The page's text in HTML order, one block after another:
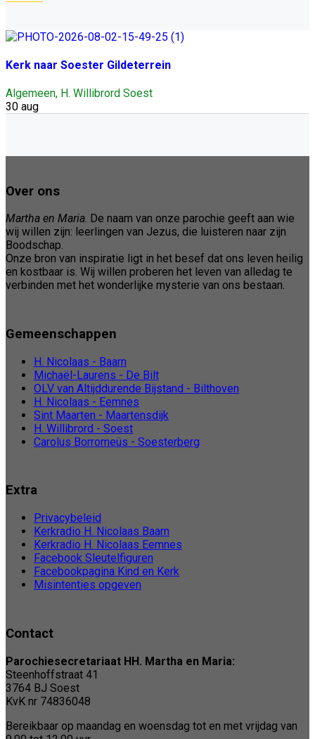
Kerk naar Soester Gildeterrein
Algemeen, H. Willibrord Soest
30 aug
Over ons
Martha en Maria. De naam van onze parochie geeft aan wie
wij willen zijn: leerlingen van Jezus, die luisteren naar zijn
Boodschap.
Onze bron van inspiratie ligt in het besef dat ons leven heilig
en kostbaar is. Wij willen proberen het leven van alledag te
verbinden met het wonderlijke mysterie van ons bestaan.
Gemeenschappen
H. Nicolaas - Baarn
Michaël-Laurens - De Bilt
OLV van Altijddurende Bijstand - Bilthoven
H. Nicolaas - Eemnes
Sint Maarten - Maartensdijk
H. Willibrord - Soest
Carolus Borromeüs - Soesterberg
Extra
Privacybeleid
Kerkradio H. Nicolaas Baarn
Kerkradio H. Nicolaas Eemnes
Facebook Sleutelfiguren
Facebookpagina Kind en Kerk
Misintenties opgeven
Contact
Parochiesecretariaat HH. Martha en Maria:
Steenhoffstraat 41
3764 BJ Soest
KvK nr 74836048
Bereikbaar op maandag en woensdag tot en met vrijdag van